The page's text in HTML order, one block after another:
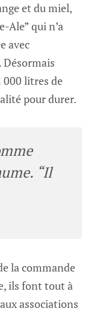
et du miel,
Ale” qui n’a
avec
000 litres de
pour durer.
“Il
la commande
ils font tout à
associations